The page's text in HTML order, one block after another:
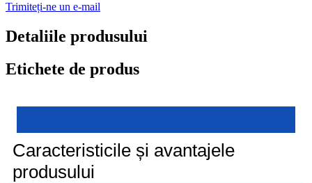
Trimiteți-ne un e-mail
Detaliile produsului
Etichete de produs
Caracteristicile și avantajele
produsului